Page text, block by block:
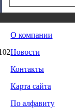
О компании
Новости
Контакты
Карта сайта
По алфавиту